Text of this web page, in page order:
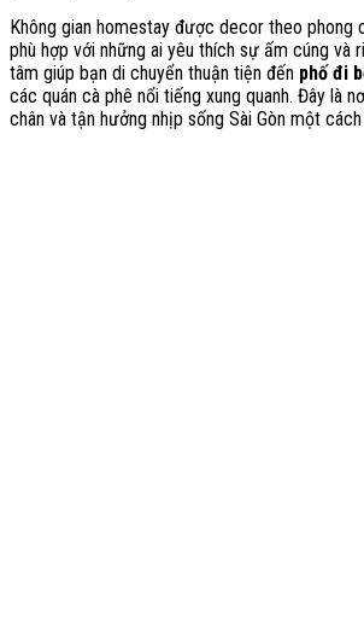
Không gian homestay được decor theo phong
phù hợp với những ai yêu thích sự ấm cúng và
tâm giúp bạn di chuyển thuận tiện đến phố đi
các quán cà phê nổi tiếng xung quanh. Đây là
chân và tận hưởng nhịp sống Sài Gòn một